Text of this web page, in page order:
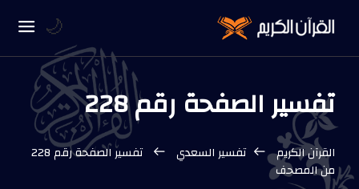
تفسير الصفحة رقم 228
القرآن الكريم تفسير السعدي
تفسير الصفحة رقم 228
من المصحف
🌙